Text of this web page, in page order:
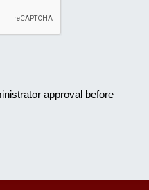
approval before